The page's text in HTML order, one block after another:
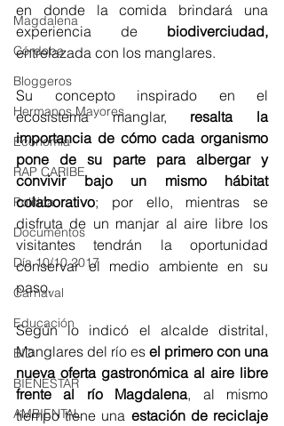
Magdalena
Córdoba
Bloggeros
Hermanos Mayores
Economía
RAP CARIBE
Política
Documentos
Día 10/10 2017
Carnaval
Educación
BID
BIENESTAR
AMBIENTAL
en donde la comida brindará una
experiencia de biodiverciudad,
entrelazada con los manglares.
Su concepto inspirado en el
ecosistema manglar, resalta la
importancia de cómo cada organismo
pone de su parte para albergar y
convivir bajo un mismo hábitat
colaborativo; por ello, mientras se
disfruta de un manjar al aire libre los
visitantes tendrán la oportunidad
conservar el medio ambiente en su
paso.
Según lo indicó el alcalde distrital,
Manglares del río es el primero con una
nueva oferta gastronómica al aire libre
frente al río Magdalena, al mismo
tiempo tiene una estación de reciclaje